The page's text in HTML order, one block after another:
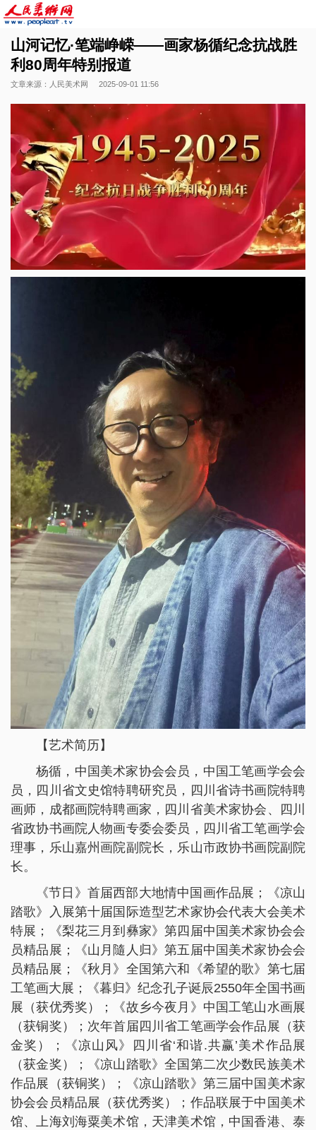
山河记忆·笔端峥嵘——画家杨循纪念抗战胜
利80周年特别报道
文章来源：人民美术网 2025-09-01 11:56
【艺术简历】
杨循，中国美术家协会会员，中国工笔画学会会
员，四川省文史馆特聘研究员，四川省诗书画院特聘
画师，成都画院特聘画家，四川省美术家协会、四川
省政协书画院人物画专委会委员，四川省工笔画学会
理事，乐山嘉州画院副院长，乐山市政协书画院副院
长。
《节日》首届西部大地情中国画作品展；《凉山
踏歌》入展第十届国际造型艺术家协会代表大会美术
特展；《梨花三月到彝家》第四届中国美术家协会会
员精品展；《山月隨人归》第五届中国美术家协会会
员精品展；《秋月》全国第六和《希望的歌》第七届
工笔画大展；《暮归》纪念孔子诞辰2550年全国书画
展（获优秀奖）；《故乡今夜月》中国工笔山水画展
（获铜奖）；次年首届四川省工笔画学会作品展（获
金奖）；《凉山风》四川省‘和谐.共赢’美术作品展
（获金奖）；《凉山踏歌》全国第二次少数民族美术
作品展（获铜奖）；《凉山踏歌》第三届中国美术家
协会会员精品展（获优秀奖）；作品联展于中国美术
馆、上海刘海粟美术馆，天津美术馆，中国香港、泰